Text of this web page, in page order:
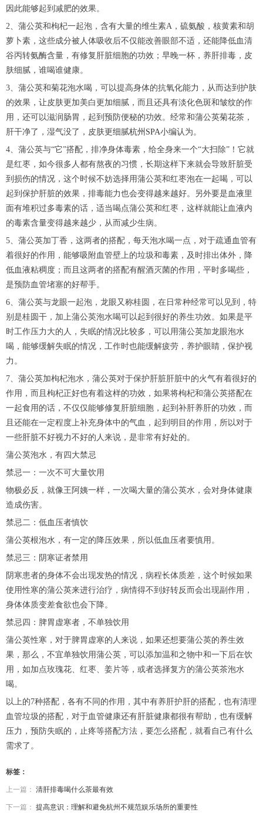
因此能够起到减肥的效果。
2、蒲公英和枸杞一起泡，含有大量的维生素A，硫氨酸，核黄素和胡
萝卜素，这些成分被人体吸收后不仅能改善眼部不适，还能降低血清
谷丙转氨酶含量，有修复肝脏细胞的功效；早晚一杯，养肝排毒，皮
肤细腻，谁喝谁健康。
3、蒲公英和菊花泡水喝，可以提高身体的抗氧化能力，从而达到护肤
的效果，让皮肤更加美白更加细腻，而且还具有淡化色斑和皱纹的作
用，还可以滋润肠胃，起到预防便秘的功效。经常和蒲公英菊花茶，
肝干净了，湿气没了，皮肤更细腻杭州SPA小编认为。
4、蒲公英与“它”搭配，排净身体毒素，给全身来一个“大扫除”！它就
是红枣，如今很多人都有熬夜的习惯，长期这样下来就会导致肝脏受
到损伤的情况，这个时候不妨选择用蒲公英和红枣泡在一起喝，可以
起到保护肝脏的效果，排毒能力也会变得越来越好。另外要是血液里
面有堆积过多毒素的话，适当喝点蒲公英和红枣，这样就能让血液内
的毒素含量变得越来越少，从而减少生病。
5、蒲公英加丁香，这两者的搭配，每天泡水喝一点，对于疏通血管有
着很好的作用，能够吸附血管壁上的垃圾和毒素，及时排出体外，降
低血液粘稠度；而且这两者的搭配有醒酒灭菌的作用，平时多喝些，
是预防血管堵塞的好帮手。
6、蒲公英与龙眼一起泡，龙眼又称桂圆，在日常种经常可以见到，特
别是桂圆干，加上蒲公英泡水喝可以起到很好的养生功效。如果是平
时工作压力大的人，失眠的情况比较多，可以用蒲公英加龙眼泡水
喝，能够缓解失眠的情况，工作时也能缓解疲劳，养护眼睛，保护视
力。
7、蒲公英加枸杞泡水，蒲公英对于保护肝脏肝脏中的火气有着很好的
作用，而且枸杞正好也有着这样的功效，如果将枸杞和蒲公英搭配在
一起食用的话，不仅仅能够修复肝脏细胞，起到补肝养肝的功效，而
且还能在一定程度上补充身体中的气血，起到明目的作用，所以对于
一些肝脏不好视力不好的人来说，是非常有好处的。
蒲公英泡水，有四大禁忌
禁忌一：一次不可大量饮用
物极必反，就像王阿姨一样，一次喝大量的蒲公英水，会对身体健康
造成伤害。
禁忌二：低血压者慎饮
蒲公英根泡水，有一定的降压效果，所以低血压者要慎用。
禁忌三：阴寒证者禁用
阴寒患者的身体不会出现发热的情况，病程长体质差，这个时候如果
使用性寒的蒲公英来进行治疗，病情得不到好转反而会出现副作用，
身体体质变差食欲也会下降。
禁忌四：脾胃虚寒者，不单独饮用
蒲公英性寒，对于脾胃虚寒的人来说，如果还想要蒲公英的养生效
果，那么，不宜单独饮用蒲公英，可以添加温和之物中和一下后在饮
用，如加点玫瑰花、红枣、姜片等，或者选择复方的蒲公英茶泡水
喝。
以上的7种搭配，各有不同的作用，其中有养肝护肝的搭配，也有清理
血管垃圾的搭配，对于血管健康还有肝脏健康都很有帮助，也有缓解
压力，预防失眠的，止疼等搭配方法，要怎么搭配，就看自己有什么
需求了。
标签：
上一篇： 清肝排毒喝什么茶最有效
下一篇： 提高意识：理解和避免杭州不规范娱乐场所的重要性